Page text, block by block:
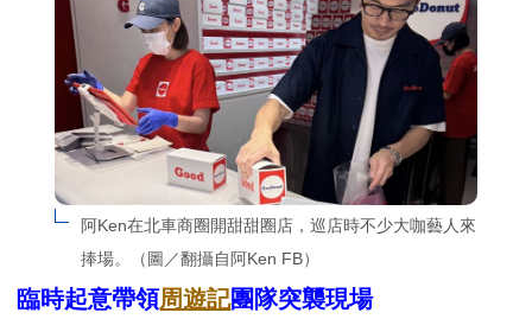
阿Ken在北車商圈開甜甜圈店，巡店時不少大咖藝人來
捧場。（圖／翻攝自阿Ken FB）
臨時起意帶領周遊記團隊突襲現場